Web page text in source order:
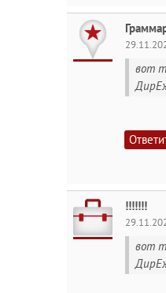
вот
!!!!!!!
вот